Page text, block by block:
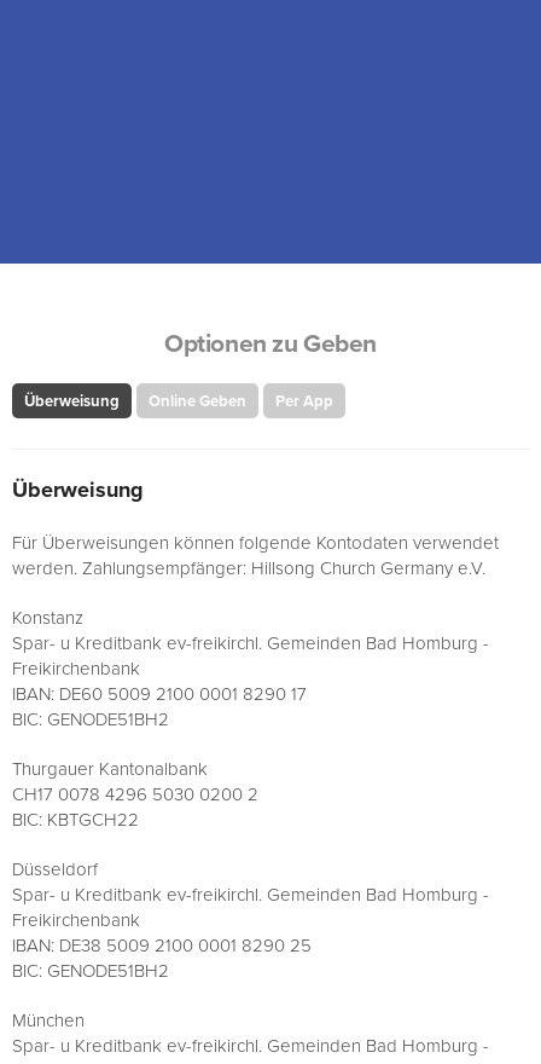
Optionen zu Geben
Überweisung Online Geben Per App
Überweisung
Für Überweisungen können folgende Kontodaten verwendet
werden. Zahlungsempfänger: Hillsong Church Germany e.V.
Konstanz
Spar- u Kreditbank ev-freikirchl. Gemeinden Bad Homburg -
Freikirchenbank
IBAN: DE60 5009 2100 0001 8290 17
BIC: GENODE51BH2
Thurgauer Kantonalbank
CH17 0078 4296 5030 0200 2
BIC: KBTGCH22
Düsseldorf
Spar- u Kreditbank ev-freikirchl. Gemeinden Bad Homburg -
Freikirchenbank
IBAN: DE38 5009 2100 0001 8290 25
BIC: GENODE51BH2
München
Spar- u Kreditbank ev-freikirchl. Gemeinden Bad Homburg -